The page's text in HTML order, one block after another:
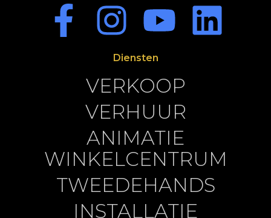
Diensten
VERKOOP
VERHUUR
ANIMATIE
WINKELCENTRUM
TWEEDEHANDS
INSTALLATIE